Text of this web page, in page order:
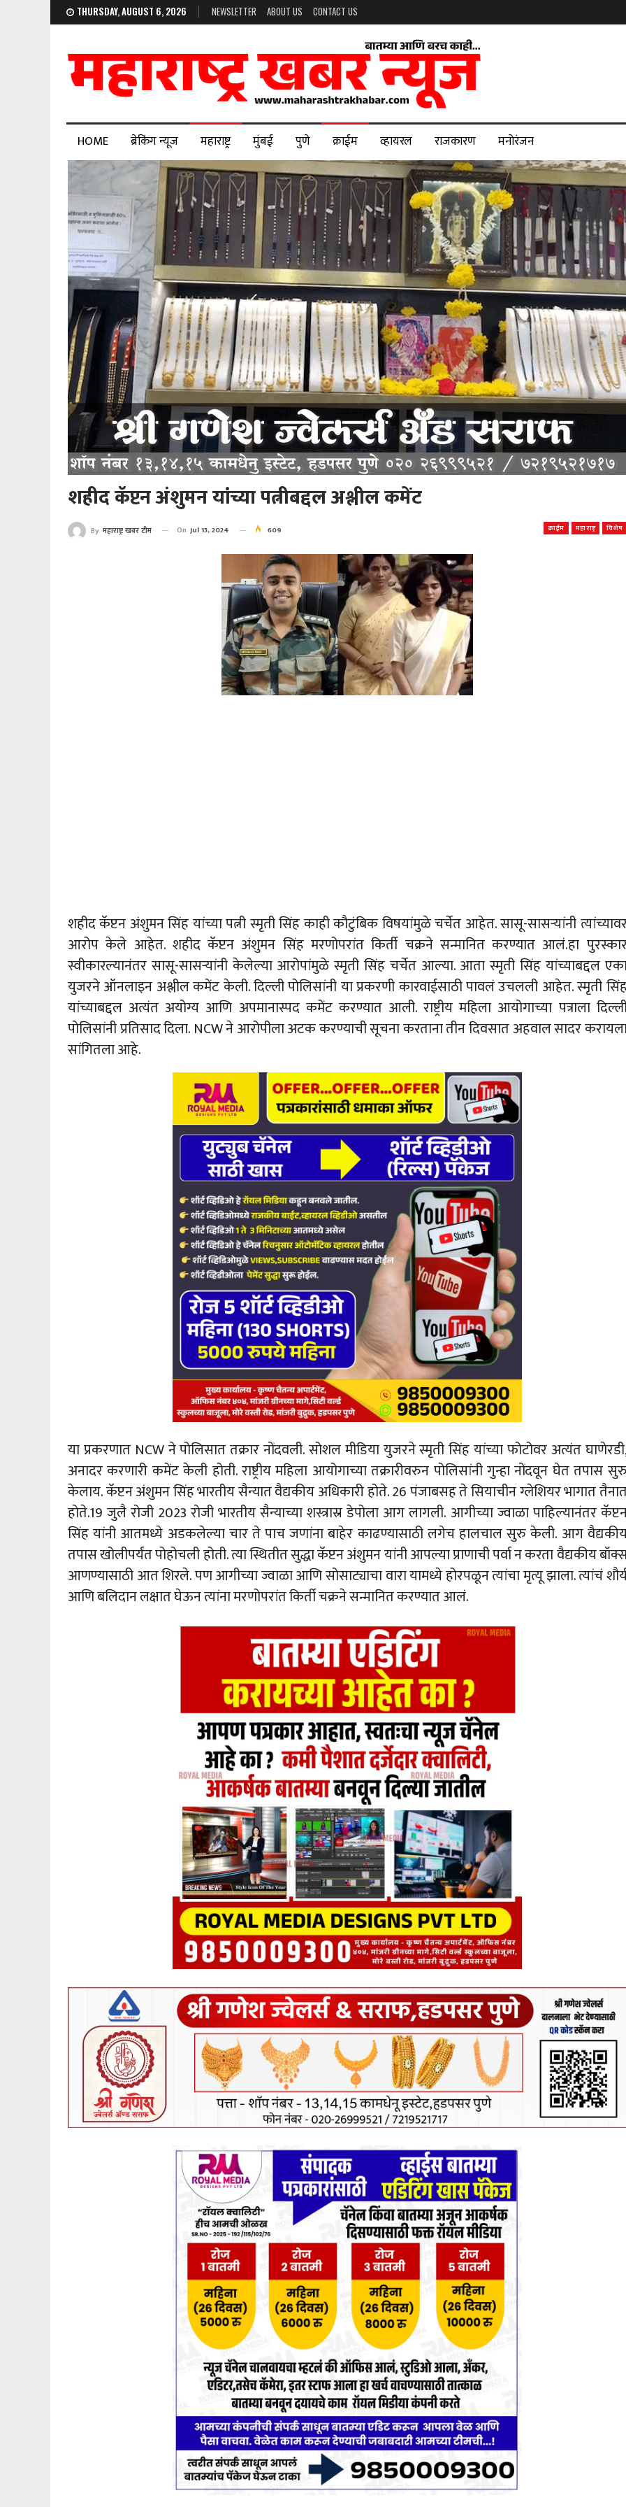
THURSDAY, AUGUST 6, 2026 NEWSLETTER ABOUT US CONTACT US
HOME ब्रेकिंग न्यूज महाराष्ट्र मुंबई पुणे क्राईम व्हायरल राजकारण मनोरंजन
शहीद कॅप्टन अंशुमन यांच्या पत्नीबद्दल अश्लील कमेंट
क्राईम महाराष्ट्र विशेष
By महाराष्ट्र खबर टीम On Jul 13, 2024 609
शहीद कॅप्टन अंशुमन सिंह यांच्या पत्नी स्मृती सिंह काही कौटुंबिक विषयांमुळे चर्चेत आहेत. सासू-सासऱ्यांनी
आरोप केले आहेत. शहीद कॅप्टन अंशुमन सिंह मरणोपरांत किर्ती चक्रने सन्मानित करण्यात आलं.हा
स्वीकारल्यानंतर सासू-सासऱ्यांनी केलेल्या आरोपांमुळे स्मृती सिंह चर्चेत आल्या. आता स्मृती सिंह यांच्याबद्दल
युजरने ऑनलाइन अश्लील कमेंट केली. दिल्ली पोलिसांनी या प्रकरणी कारवाईसाठी पावलं उचलली आहेत. स्मृती
यांच्याबद्दल अत्यंत अयोग्य आणि अपमानास्पद कमेंट करण्यात आली. राष्ट्रीय महिला आयोगाच्या पत्राला
पोलिसांनी प्रतिसाद दिला. NCW ने आरोपीला अटक करण्याची सूचना करताना तीन दिवसात अहवाल सादर
सांगितला आहे.
या प्रकरणात NCW ने पोलिसात तक्रार नोंदवली. सोशल मीडिया युजरने स्मृती सिंह यांच्या फोटोवर अत्यंत
अनादर करणारी कमेंट केली होती. राष्ट्रीय महिला आयोगाच्या तक्रारीवरुन पोलिसांनी गुन्हा नोंदवून घेत तपास
केलाय. कॅप्टन अंशुमन सिंह भारतीय सैन्यात वैद्यकीय अधिकारी होते. 26 पंजाबसह ते सियाचीन ग्लेशियर भागात
होते.19 जुलै रोजी 2023 रोजी भारतीय सैन्याच्या शस्त्रास्र डेपोला आग लागली. आगीच्या ज्वाळा पाहिल्यानंतर
सिंह यांनी आतमध्ये अडकलेल्या चार ते पाच जणांना बाहेर काढण्यासाठी लगेच हालचाल सुरु केली. आग
तपास खोलीपर्यंत पोहोचली होती. त्या स्थितीत सुद्धा कॅप्टन अंशुमन यांनी आपल्या प्राणाची पर्वा न करता वैद्यकीय
आणण्यासाठी आत शिरले. पण आगीच्या ज्वाळा आणि सोसाट्याचा वारा यामध्ये होरपळून त्यांचा मृत्यू झाला. त्यांचं
आणि बलिदान लक्षात घेऊन त्यांना मरणोपरांत किर्ती चक्रने सन्मानित करण्यात आलं.